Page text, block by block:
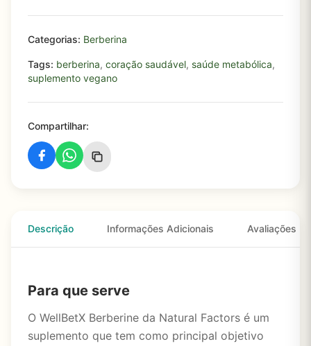
Categorias: Berberina
Tags: berberina, coração saudável, saúde metabólica,
suplemento vegano
Compartilhar:
Descrição Informações Adicionais Avaliações
Para que serve
O WellBetX Berberine da Natural Factors é um
suplemento que tem como principal objetivo